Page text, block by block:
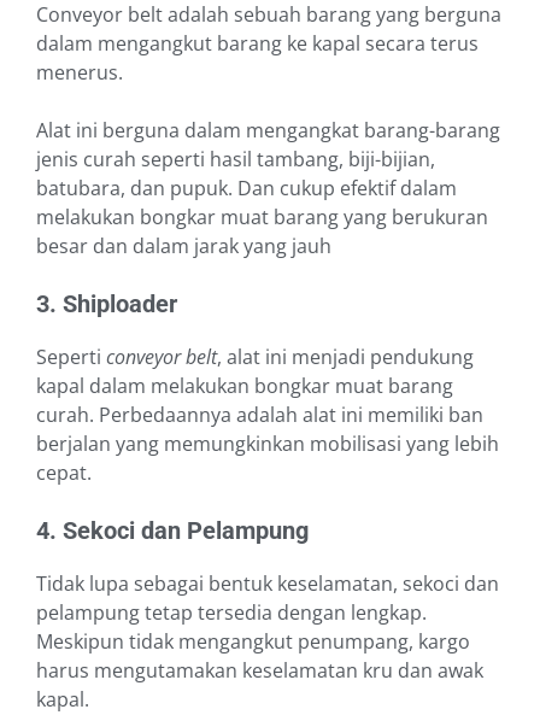
Conveyor belt adalah sebuah barang yang berguna
dalam mengangkut barang ke kapal secara terus
menerus.
Alat ini berguna dalam mengangkat barang-barang
jenis curah seperti hasil tambang, biji-bijian,
batubara, dan pupuk. Dan cukup efektif dalam
melakukan bongkar muat barang yang berukuran
besar dan dalam jarak yang jauh
3. Shiploader
Seperti conveyor belt, alat ini menjadi pendukung
kapal dalam melakukan bongkar muat barang
curah. Perbedaannya adalah alat ini memiliki ban
berjalan yang memungkinkan mobilisasi yang lebih
cepat.
4. Sekoci dan Pelampung
Tidak lupa sebagai bentuk keselamatan, sekoci dan
pelampung tetap tersedia dengan lengkap.
Meskipun tidak mengangkut penumpang, kargo
harus mengutamakan keselamatan kru dan awak
kapal.